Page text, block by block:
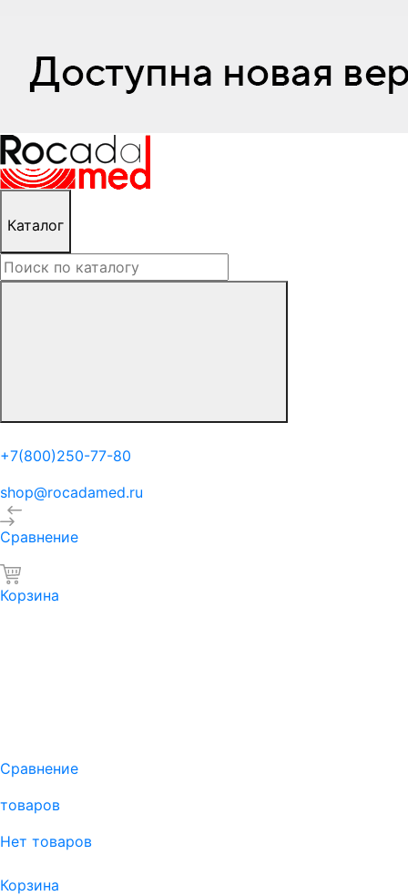
Каталог
+7(800)250-77-80
shop@rocadamed.ru
Сравнение
Корзина
Сравнение
товаров
Нет товаров
Корзина